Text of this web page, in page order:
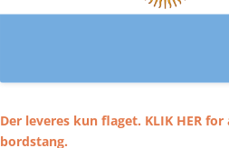
Der leveres kun flaget. KLIK HER
bordstang.